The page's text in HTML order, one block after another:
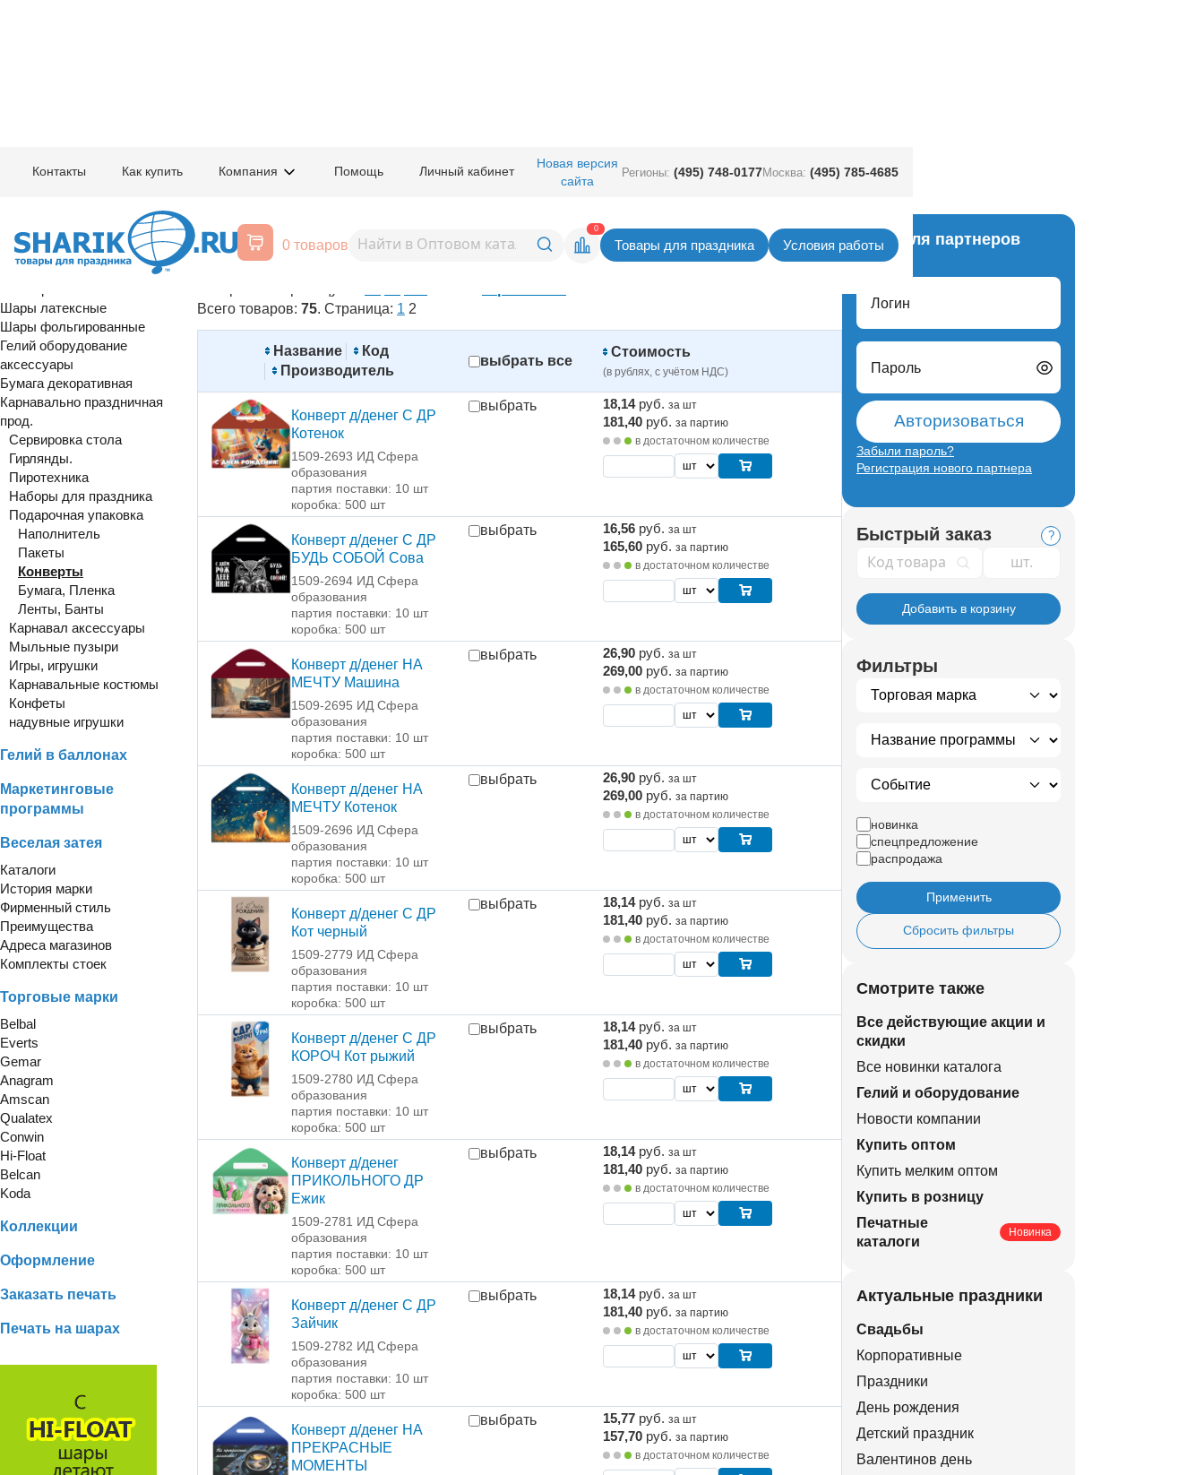
Контакты Как купить Компания Помощь Личный кабинет
Новая версия
сайта
Регионы: (495) 748-0177Москва: (495) 785-4685
0 товаров
0
Товары для праздника Условия работы
Конверты для денег
Воздушные шары, все для
праздника
Шары латексные
Шары фольгированные
Гелий оборудование
аксессуары
Бумага декоративная
Карнавально праздничная
прод.
Сервировка стола
Гирлянды.
Пиротехника
Наборы для праздника
Подарочная упаковка
Наполнитель
Пакеты
Конверты
Бумага, Пленка
Ленты, Банты
Карнавал аксессуары
Мыльные пузыри
Игры, игрушки
Карнавальные костюмы
Конфеты
надувные игрушки
Гелий в баллонах
Маркетинговые
программы
Веселая затея
Каталоги
История марки
Фирменный стиль
Преимущества
Адреса магазинов
Комплекты стоек
Торговые марки
Belbal
Everts
Gemar
Anagram
Amscan
Qualatex
Conwin
Hi-Float
Belcan
Koda
Коллекции
Оформление
Заказать печать
Печать на шарах
Отключить изображения Построить прайс-лист
Всего товаров: 75. Страница: 1 2
Название
Код
Производитель
выбрать все
Стоимость
(в рублях, с учётом НДС)
Конверт д/денег С ДР
Котенок
1509-2693 ИД Сфера
образования
партия поставки: 10 шт
коробка: 500 шт
выбрать 18,14 руб. за шт
181,40 руб. за партию
в достаточном количестве
Конверт д/денег С ДР
БУДЬ СОБОЙ Сова
1509-2694 ИД Сфера
образования
партия поставки: 10 шт
коробка: 500 шт
выбрать 16,56 руб. за шт
165,60 руб. за партию
в достаточном количестве
Конверт д/денег НА
МЕЧТУ Машина
1509-2695 ИД Сфера
образования
партия поставки: 10 шт
коробка: 500 шт
выбрать 26,90 руб. за шт
269,00 руб. за партию
в достаточном количестве
Конверт д/денег НА
МЕЧТУ Котенок
1509-2696 ИД Сфера
образования
партия поставки: 10 шт
коробка: 500 шт
выбрать 26,90 руб. за шт
269,00 руб. за партию
в достаточном количестве
Конверт д/денег С ДР
Кот черный
1509-2779 ИД Сфера
образования
партия поставки: 10 шт
коробка: 500 шт
выбрать 18,14 руб. за шт
181,40 руб. за партию
в достаточном количестве
Конверт д/денег С ДР
КОРОЧ Кот рыжий
1509-2780 ИД Сфера
образования
партия поставки: 10 шт
коробка: 500 шт
выбрать 18,14 руб. за шт
181,40 руб. за партию
в достаточном количестве
Конверт д/денег
ПРИКОЛЬНОГО ДР
Ежик
1509-2781 ИД Сфера
образования
партия поставки: 10 шт
коробка: 500 шт
выбрать 18,14 руб. за шт
181,40 руб. за партию
в достаточном количестве
Конверт д/денег С ДР
Зайчик
1509-2782 ИД Сфера
образования
партия поставки: 10 шт
коробка: 500 шт
выбрать 18,14 руб. за шт
181,40 руб. за партию
в достаточном количестве
Конверт д/денег НА
ПРЕКРАСНЫЕ
МОМЕНТЫ
выбрать 15,77 руб. за шт
157,70 руб. за партию
в достаточном количестве
Вход для партнеров
Логин
Пароль
Авторизоваться
Забыли пароль?
Регистрация нового партнера
Быстрый заказ ?
Код товара
Добавить в корзину
Фильтры
новинка
спецпредложение
распродажа
Применить
Сбросить фильтры
Смотрите также
Все действующие акции и
скидки
Все новинки каталога
Гелий и оборудование
Новости компании
Купить оптом
Купить мелким оптом
Купить в розницу
Печатные
каталоги
Новинка
Актуальные праздники
Свадьбы
Корпоративные
Праздники
День рождения
Детский праздник
Валентинов день